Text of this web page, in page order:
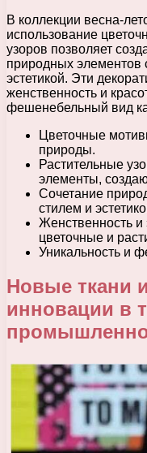
В коллекции весна-
использование
узоров позволяет
природных
эстетикой. Эти
женственность и
фешенебельный вид
Цветочные
природы.
Растительные
элементы,
Сочетание
стилем и
Женственность и
цветочные и
Уникальность и
Новые ткани
инновации в